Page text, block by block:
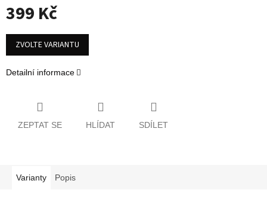
399 Kč
Měrná
cena:
ZVOLTE VARIANTU
Detailní informace
ZEPTAT SE HLÍDAT SDÍLET
Varianty Popis